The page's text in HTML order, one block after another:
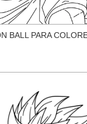
BALL PARA